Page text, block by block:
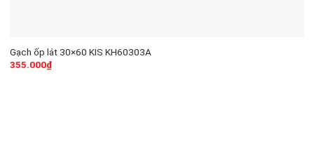
Gạch ốp lát 30×60 KIS KH60303A
355.000₫